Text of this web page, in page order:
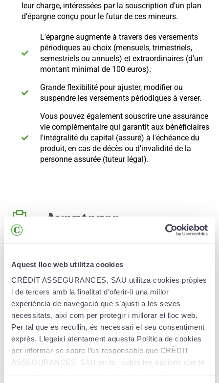
Aquest lloc web utilitza cookies
CRÈDIT ASSEGURANCES, SAU utilitza cookies pròpies
i de tercers amb la finalitat d’oferir-li una millor
experiència de navegació que s’ajusti a les seves
necessitats, així com per protegir i millorar el lloc web.
Per tal que es recullin, és necessari el seu consentiment
exprés. Llegeixi atentament aquesta Política de cookies
per informar-se sobre l’ús responsable que CRÈDIT
ASSEGURANCES, SAU en fa i sobre les opcions que té
leur charge, intéressées par la souscription d’un plan
d’épargne conçu pour le futur de ces mineurs.
L'épargne augmente à travers des versements
périodiques au choix (mensuels, trimestriels,
semestriels ou annuels) et extraordinaires (d'un
montant minimal de 100 euros).
Grande flexibilité pour ajuster, modifier ou
suspendre les versements périodiques à verser.
Vous pouvez également souscrire une assurance
vie complémentaire qui garantit aux bénéficiaires
l'intégralité du capital (assuré) à l'échéance du
produit, en cas de décès ou d'invalidité de la
personne assurée (tuteur légal).
Avantages
versements à échéance (capital garanti à
l'échéance du produit).</b
Rendement en toute transparence.Nous vous
offrons un taux d'intérêt garanti annuel net (hors
commissions et frais). Vous serez informé de ce
taux d'intérêt au début de chaque année.
Rendement à déterminer annuellement en
fonction de l'évolution des marchés.